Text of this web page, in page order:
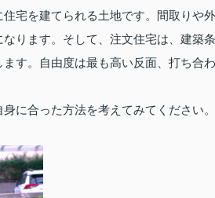
宅を建てられる土地です。間取りや外
ります。そして、注文住宅は、建築条
す。自由度は最も高い反面、打ち合わ
に合った方法を考えてみてください。